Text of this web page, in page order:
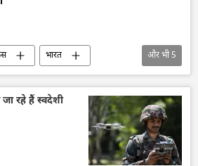
भारत
(HAL)
सुखोई-30MKI
और भी5
रहे हैं स्वदेशी